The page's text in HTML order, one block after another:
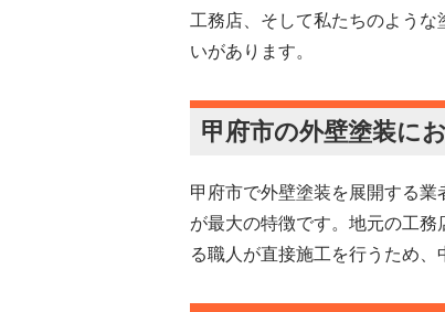
工務店、そして私たちのよう
いがあります。
甲府市の外壁塗装に
甲府市で外壁塗装を展開する
が最大の特徴です。地元の工
る職人が直接施工を行うため、